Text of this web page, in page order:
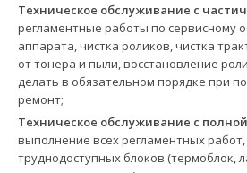
Техническое обслуживание с
регламентные работы по сервисному
аппарата, чистка роликов, чистка
от тонера и пыли, восстановление
делать в обязательном порядке при
ремонт;
Техническое обслуживание с
выполнение всех регламентных
труднодоступных блоков (термоблок,